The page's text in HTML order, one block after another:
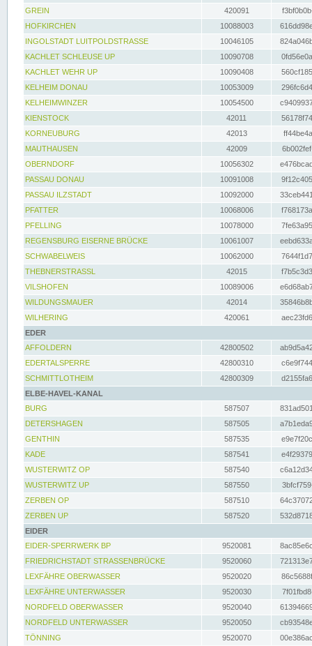
GREIN
420091
HOFKIRCHEN
10088003
INGOLSTADT LUITPOLDSTRASSE
10046105
KACHLET SCHLEUSE UP
10090708
KACHLET WEHR UP
10090408
KELHEIM DONAU
10053009
KELHEIMWINZER
10054500
KIENSTOCK
42011
KORNEUBURG
42013
MAUTHAUSEN
42009
OBERNDORF
10056302
PASSAU DONAU
10091008
PASSAU ILZSTADT
10092000
PFATTER
10068006
PFELLING
10078000
REGENSBURG EISERNE BRÜCKE
10061007
SCHWABELWEIS
10062000
THEBNERSTRASSL
42015
VILSHOFEN
10089006
WILDUNGSMAUER
42014
WILHERING
420061
EDER
AFFOLDERN
42800502
EDERTALSPERRE
42800310
SCHMITTLOTHEIM
42800309
ELBE-HAVEL-KANAL
BURG
587507
DETERSHAGEN
587505
GENTHIN
587535
KADE
587541
WUSTERWITZ OP
587540
WUSTERWITZ UP
587550
ZERBEN OP
587510
ZERBEN UP
587520
EIDER
EIDER-SPERRWERK BP
9520081
FRIEDRICHSTADT STRASSENBRÜCKE
9520060
LEXFÄHRE OBERWASSER
9520020
LEXFÄHRE UNTERWASSER
9520030
NORDFELD OBERWASSER
9520040
NORDFELD UNTERWASSER
9520050
TÖNNING
9520070